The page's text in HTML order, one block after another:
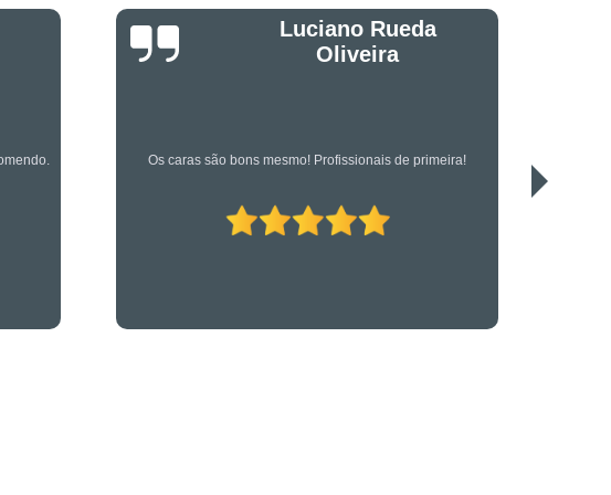
Especializados em Suportes para CFTV
de primeira!
Jonas
Serviço de qualidade!